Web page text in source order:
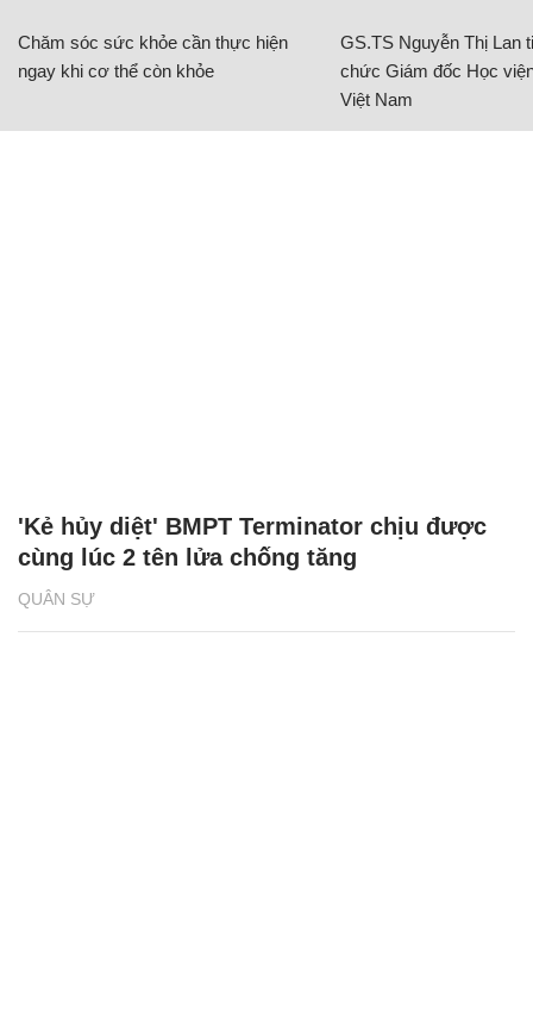
Chăm sóc sức khỏe cần thực hiện
ngay khi cơ thể còn khỏe
GS.TS Nguyễn Thị Lan
chức Giám đốc Học
Việt Nam
QUÂN SỰ
'Kẻ hủy diệt' BMPT Terminator chịu được
cùng lúc 2 tên lửa chống tăng